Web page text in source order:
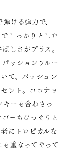
ける弾力で、
しっかりとした
しさがプラス。
ッションフルー
て、パッション
ント。ココナッ
キーも合わさっ
ーもひっそりと
にトロピカルな
重なってやって